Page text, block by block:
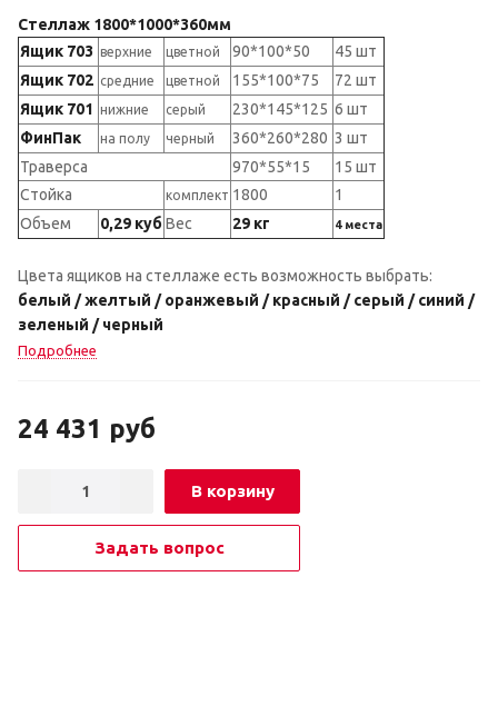
Стеллаж 1800*1000*360мм
Ящик 703 верхние цветной 90*100*50
45 шт
Ящик 702 средние цветной 155*100*75
72 шт
Ящик 701 нижние серый 230*145*125 6 шт
ФинПак
на полу черный 360*260*280 3 шт
Траверса
970*55*15
15 шт
Стойка
комплект 1800
1
Объем
0,29 куб Вес 29 кг 4 места
Цвета ящиков на стеллаже есть возможность выбрать:
белый / желтый / оранжевый / красный / серый / синий /
зеленый / черный
Подробнее
24 431 руб
В корзину
Задать вопрос